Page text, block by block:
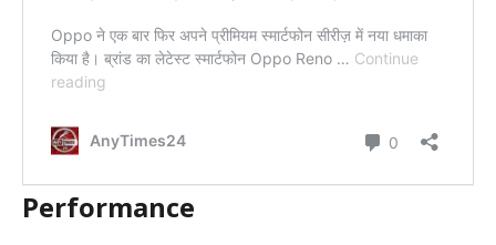
Performance